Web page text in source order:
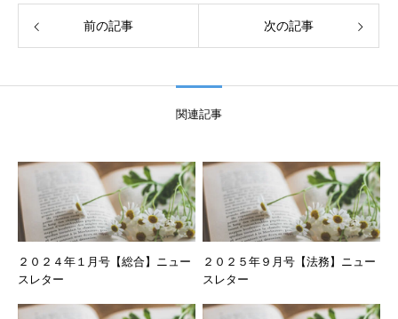
前の記事 次の記事
関連記事
２０２４年１月号【総合】ニュー
スレター
２０２５年９月号【法務】ニュー
スレター